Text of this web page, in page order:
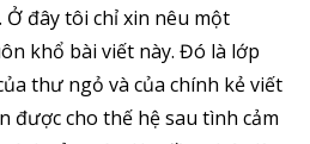
đây tôi chỉ xin nêu một
khổ bài viết này. Đó là lớp
thư ngỏ và của chính kẻ viết
được cho thế hệ sau tình cảm